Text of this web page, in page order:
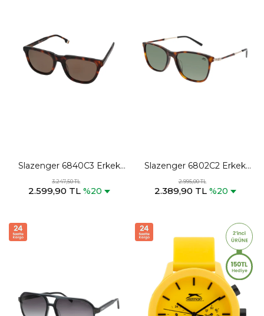
Slazenger 6840C3 Erkek
Kahve Güneş Gözlüğü
3.247,50 TL
2.599,90 TL %20
Slazenger 6802C2 Erkek
Kahve Güneş Gözlüğü
2.995,00 TL
2.389,90 TL %20